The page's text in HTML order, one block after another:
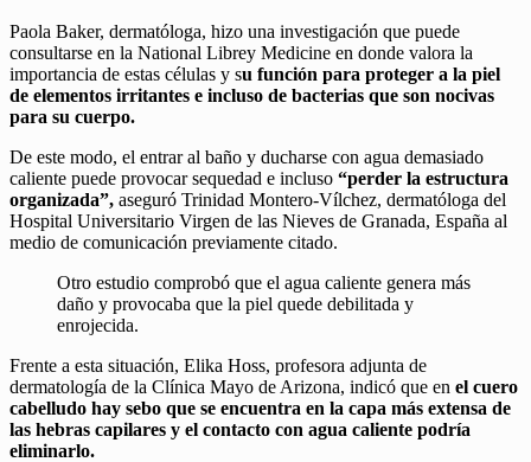
Paola Baker, dermatóloga, hizo una investigación que puede
consultarse en la National Librey Medicine en donde valora la
importancia de estas células y su función para proteger a la piel
de elementos irritantes e incluso de bacterias que son nocivas
para su cuerpo.
De este modo, el entrar al baño y ducharse con agua demasiado
caliente puede provocar sequedad e incluso “perder la estructura
organizada”, aseguró Trinidad Montero-Vílchez, dermatóloga del
Hospital Universitario Virgen de las Nieves de Granada, España al
medio de comunicación previamente citado.
Otro estudio comprobó que el agua caliente genera más
daño y provocaba que la piel quede debilitada y
enrojecida.
Frente a esta situación, Elika Hoss, profesora adjunta de
dermatología de la Clínica Mayo de Arizona, indicó que en el cuero
cabelludo hay sebo que se encuentra en la capa más extensa de
las hebras capilares y el contacto con agua caliente podría
eliminarlo.